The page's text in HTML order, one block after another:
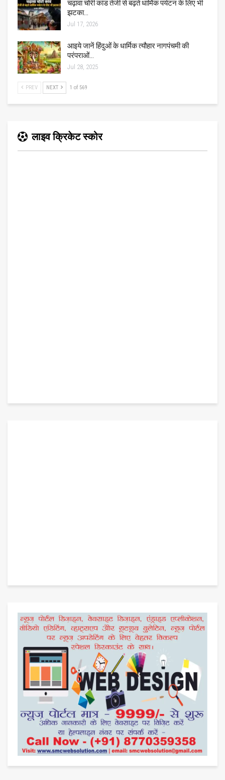
चढ़ावा चोरी कांड तेजी से बढ़ते धार्मिक पर्यटन के लिए भी
झटका…
Jul 17, 2026
आइये जानें हिंदुओं के धार्मिक त्यौहार नागपंचमी की
परंपराओं…
Jul 28, 2025
PREV NEXT 1 of 569
लाइव क्रिकेट स्कोर